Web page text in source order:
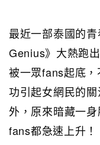
最近一部泰國的
Genius》大熱跑
被一眾fans起底
功引起女網民的
外，原來暗藏一
fans都急速上升！